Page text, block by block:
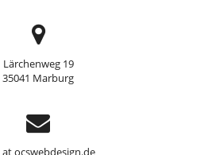
Adresse
Lärchenweg 19
35041 Marburg
Support
ocswebdesign.de